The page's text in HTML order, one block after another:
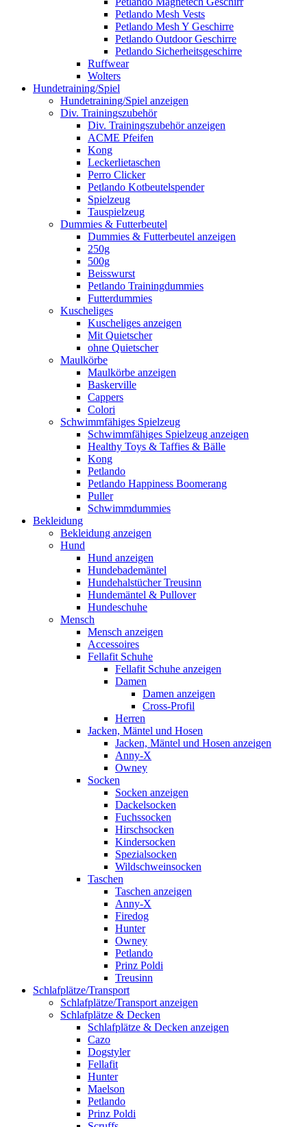
Petlando Mesh Vests
Petlando Mesh Y Geschirre
Petlando Outdoor Geschirre
Petlando Sicherheitsgeschirre
Ruffwear
Wolters
Hundetraining/Spiel
Hundetraining/Spiel anzeigen
Div. Trainingszubehör
Div. Trainingszubehör anzeigen
ACME Pfeifen
Kong
Leckerlietaschen
Perro Clicker
Petlando Kotbeutelspender
Spielzeug
Tauspielzeug
Dummies & Futterbeutel
Dummies & Futterbeutel anzeigen
250g
500g
Beisswurst
Petlando Trainingdummies
Futterdummies
Kuscheliges
Kuscheliges anzeigen
Mit Quietscher
ohne Quietscher
Maulkörbe
Maulkörbe anzeigen
Baskerville
Cappers
Colori
Schwimmfähiges Spielzeug
Schwimmfähiges Spielzeug anzeigen
Healthy Toys & Taffies & Bälle
Kong
Petlando
Petlando Happiness Boomerang
Puller
Schwimmdummies
Bekleidung
Bekleidung anzeigen
Hund
Hund anzeigen
Hundebademäntel
Hundehalstücher Treusinn
Hundemäntel & Pullover
Hundeschuhe
Mensch
Mensch anzeigen
Accessoires
Fellafit Schuhe
Fellafit Schuhe anzeigen
Damen
Damen anzeigen
Cross-Profil
Herren
Jacken, Mäntel und Hosen
Jacken, Mäntel und Hosen anzeigen
Anny-X
Owney
Socken
Socken anzeigen
Dackelsocken
Fuchssocken
Hirschsocken
Kindersocken
Spezialsocken
Wildschweinsocken
Taschen
Taschen anzeigen
Anny-X
Firedog
Hunter
Owney
Petlando
Prinz Poldi
Treusinn
Schlafplätze/Transport
Schlafplätze/Transport anzeigen
Schlafplätze & Decken
Schlafplätze & Decken anzeigen
Cazo
Dogstyler
Fellafit
Hunter
Maelson
Petlando
Prinz Poldi